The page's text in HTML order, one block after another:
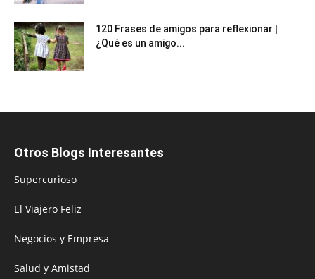
120 Frases de amigos para reflexionar |
¿Qué es un amigo...
Otros Blogs Interesantes
Supercurioso
El Viajero Feliz
Negocios y Empresa
Salud y Amistad